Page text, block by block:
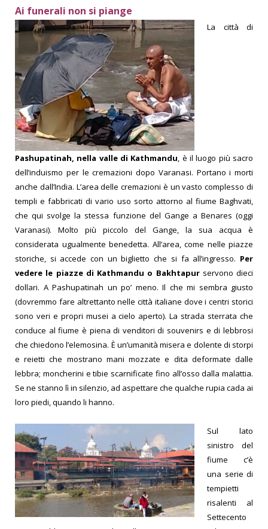
Ai funerali non si piange
La città di
Pashupatinah, nella valle di Kathmandu, è il luogo più sacro
dell’induismo per le cremazioni dopo Varanasi. Portano i morti
anche dall’India. L’area delle cremazioni è un vasto complesso di
templi e fabbricati di vario uso sorto attorno al fiume Baghvati,
che qui svolge la stessa funzione del Gange a Benares (oggi
Varanasi). Molto più piccolo del Gange, la sua acqua è
considerata ugualmente benedetta. All’area, come nelle piazze
storiche, si accede con un biglietto che si fa all’ingresso. Per
vedere le piazze di Kathmandu o Bakhtapurservono dieci
dollari. A Pashupatinah un po’ meno. Il che mi sembra giusto
(dovremmo fare altrettanto nelle città italiane dove i centri storici
sono veri e propri musei a cielo aperto).La strada sterrata che
conduce al fiume è piena di venditori di souvenirs e di lebbrosi
che chiedono l’elemosina. È un’umanità misera e dolente di storpi
e reietti che mostrano mani mozzate e dita deformate dalle
lebbra; moncherini e tibie scarnificate fino all’osso dalla malattia.
Se ne stanno lì in silenzio, ad aspettare che qualche rupia cada ai
loro piedi, quando li hanno.
Sul lato
sinistro del
fiume c’è
una serie di
tempietti
risalenti al
Settecento